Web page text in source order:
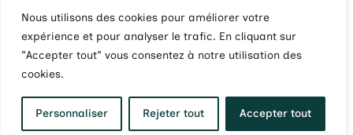
Nous utilisons des cookies pour améliorer votre
expérience et pour analyser le trafic. En cliquant sur
"Accepter tout" vous consentez à notre utilisation des
cookies.
Personnaliser Rejeter tout Accepter tout